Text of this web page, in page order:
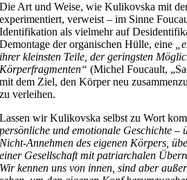
Die Art und Weise, wie Kulikovska mit
experimentiert, verweist – im Sinne
Identifikation als vielmehr auf
Demontage der organischen Hülle, eine
ihrer kleinsten Teile, der geringsten
Körperfragmenten“ (Michel Foucault,
mit dem Ziel, den Körper neu
zu verleihen.
Lassen wir Kulikovska selbst zu Wort
persönliche und emotionale Geschichte –
Nicht-Annehmen des eigenen Körpers,
einer Gesellschaft mit patriarchalen
Wir kennen uns von innen, sind aber